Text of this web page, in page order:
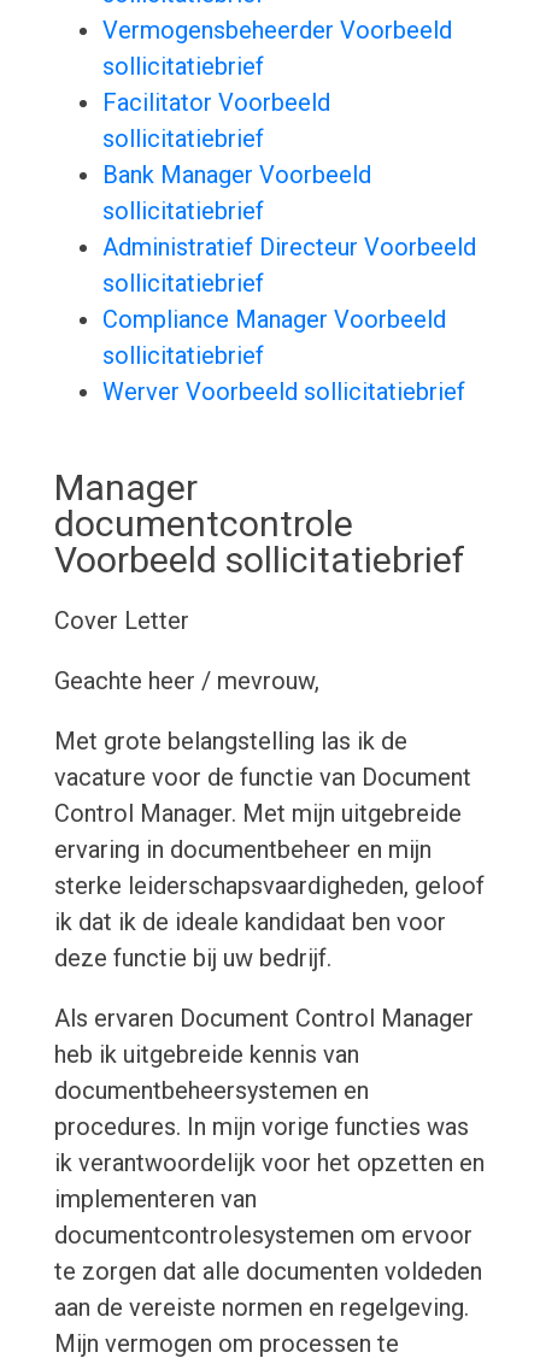
Vermogensbeheerder Voorbeeld
sollicitatiebrief
Facilitator Voorbeeld
sollicitatiebrief
Bank Manager Voorbeeld
sollicitatiebrief
Administratief Directeur Voorbeeld
sollicitatiebrief
Compliance Manager Voorbeeld
sollicitatiebrief
Werver Voorbeeld sollicitatiebrief
Manager
documentcontrole
Voorbeeld sollicitatiebrief
Cover Letter
Geachte heer / mevrouw,
Met grote belangstelling las ik de
vacature voor de functie van Document
Control Manager. Met mijn uitgebreide
ervaring in documentbeheer en mijn
sterke leiderschapsvaardigheden, geloof
ik dat ik de ideale kandidaat ben voor
deze functie bij uw bedrijf.
Als ervaren Document Control Manager
heb ik uitgebreide kennis van
documentbeheersystemen en
procedures. In mijn vorige functies was
ik verantwoordelijk voor het opzetten en
implementeren van
documentcontrolesystemen om ervoor
te zorgen dat alle documenten voldeden
aan de vereiste normen en regelgeving.
Mijn vermogen om processen te